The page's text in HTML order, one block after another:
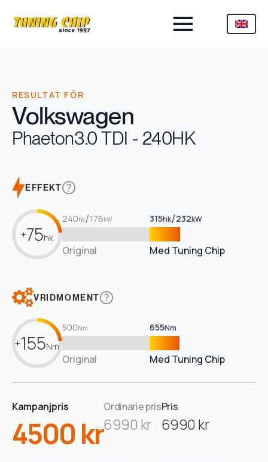
RESULTAT FÖR
Volkswagen
Phaeton3.0 TDI - 240HK
EFFEKT
+75hk
240hk/176kW 315hk/232kW
Original Med Tuning Chip
VRIDMOMENT
+155Nm
500Nm 655Nm
Original Med Tuning Chip
Kampanjpris
4500 kr
Ordinarie pris
6990 kr
Pris
6990 kr